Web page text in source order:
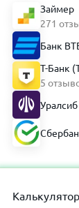
Займер
271
Банк
Т-Банк
5